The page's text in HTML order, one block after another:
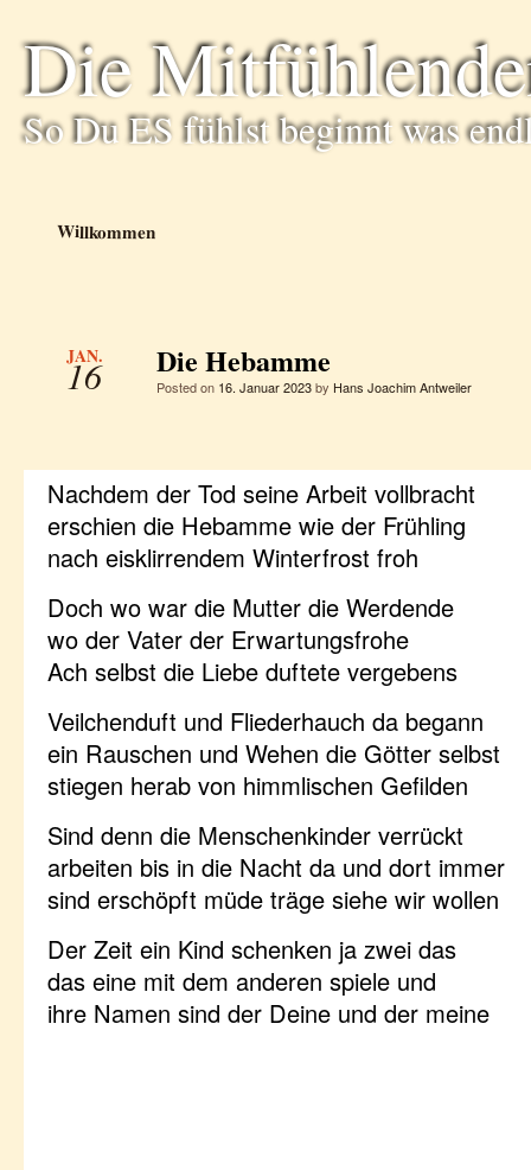
Die
So Du ES fühlst beginnt was
Willkommen
JAN.
16 Die Hebamme
Posted on 16. Januar 2023by Hans Joachim Antweiler
Nachdem der Tod seine Arbeit vollbracht
erschien die Hebamme wie der Frühling
nach eisklirrendem Winterfrost froh
Doch wo war die Mutter die Werdende
wo der Vater der Erwartungsfrohe
Ach selbst die Liebe duftete vergebens
Veilchenduft und Fliederhauch da begann
ein Rauschen und Wehen die Götter selbst
stiegen herab von himmlischen Gefilden
Sind denn die Menschenkinder verrückt
arbeiten bis in die Nacht da und dort immer
sind erschöpft müde träge siehe wir wollen
Der Zeit ein Kind schenken ja zwei das
das eine mit dem anderen spiele und
ihre Namen sind der Deine und der meine